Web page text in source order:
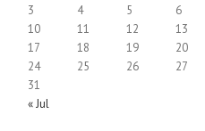
« Jul
3
4 5 6
10
11 12 13
17
18 19 20
24
25 26 27
31